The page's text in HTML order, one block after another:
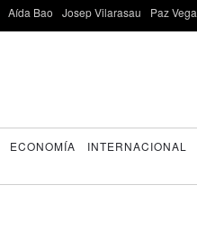
Aída Bao Josep Vilarasau Paz Vega
ECONOMÍA INTERNACIONAL